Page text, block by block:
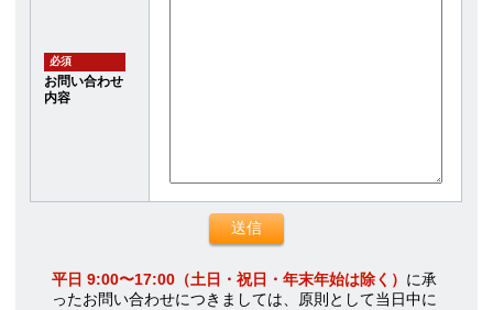
必須
お問い合わせ
内容
平日 9:00〜17:00（土日・祝日・年末年始は除く） に承
ったお問い合わせにつきましては、原則として当日中に